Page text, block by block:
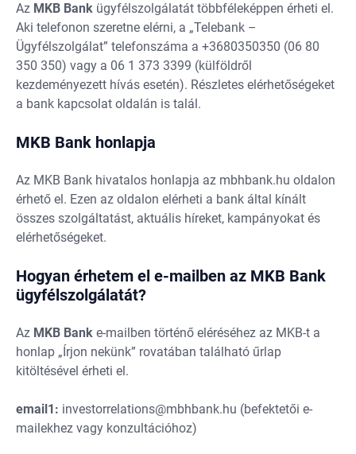
Az MKB Bank ügyfélszolgálatát többféleképpen érheti el.
Aki telefonon szeretne elérni, a „Telebank –
Ügyfélszolgálat” telefonszáma a +3680350350 (06 80
350 350) vagy a 06 1 373 3399 (külföldről
kezdeményezett hívás esetén). Részletes elérhetőségeket
a bank kapcsolat oldalán is talál.
MKB Bank honlapja
Az MKB Bank hivatalos honlapja az mbhbank.hu oldalon
érhető el. Ezen az oldalon elérheti a bank által kínált
összes szolgáltatást, aktuális híreket, kampányokat és
elérhetőségeket.
Hogyan érhetem el e-mailben az MKB Bank
ügyfélszolgálatát?
Az MKB Bank e-mailben történő eléréséhez az MKB-t a
honlap „Írjon nekünk” rovatában található űrlap
kitöltésével érheti el.
email1: investorrelations@mbhbank.hu (befektetői e-
mailekhez vagy konzultációhoz)